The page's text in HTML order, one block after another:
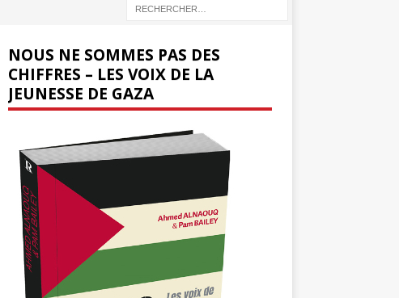
NOUS NE SOMMES PAS DES
CHIFFRES – LES VOIX DE LA
JEUNESSE DE GAZA